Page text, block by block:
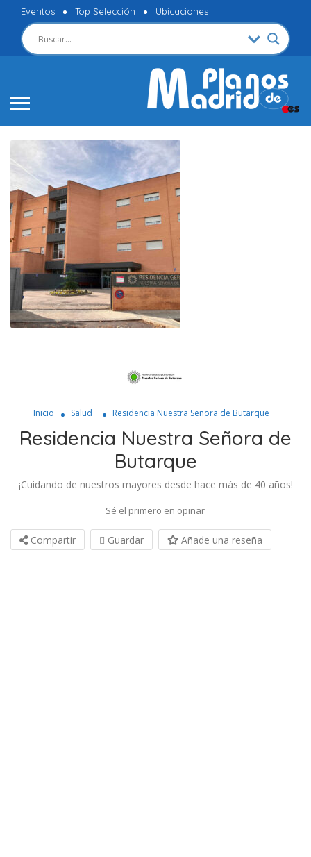
Eventos Top Selección Ubicaciones
Inicio Salud Residencia Nuestra Señora de Butarque
Residencia Nuestra Señora de
Butarque
¡Cuidando de nuestros mayores desde hace más de 40 años!
Sé el primero en opinar
Compartir Guardar Añade una reseña